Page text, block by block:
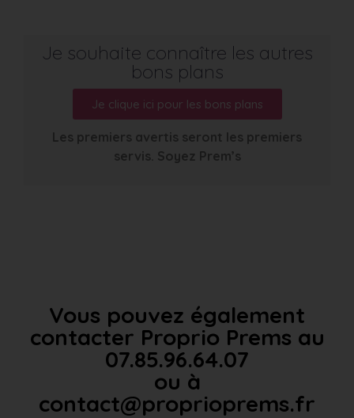
Je souhaite connaître les autres
bons plans
Je clique ici pour les bons plans
Les premiers avertis seront les premiers
servis. Soyez Prem’s
Vous pouvez également
contacter Proprio Prems au
07.85.96.64.07
ou à
contact@proprioprems.fr